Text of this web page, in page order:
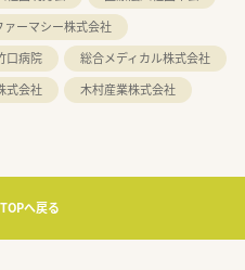
ァーマシー株式会社
口病院
総合メディカル株式会社
式会社 木村産業株式会社
へ戻る